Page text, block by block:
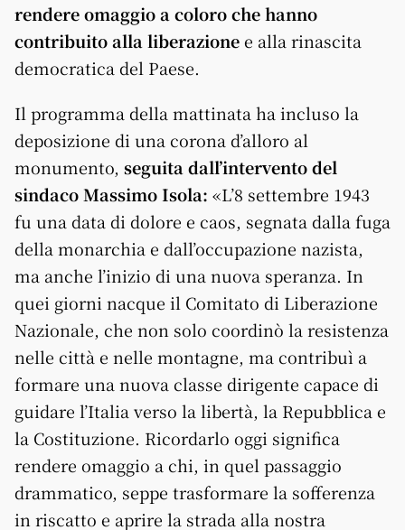
rendere omaggio a coloro che hanno
contribuito alla liberazionee alla rinascita
democratica del Paese.
Il programma della mattinata ha incluso la
deposizione di una corona d’alloro al
monumento, seguita dall’intervento del
sindaco Massimo Isola: «L’8 settembre 1943
fu una data di dolore e caos, segnata dalla fuga
della monarchia e dall’occupazione nazista,
ma anche l’inizio di una nuova speranza. In
quei giorni nacque il Comitato di Liberazione
Nazionale, che non solo coordinò la resistenza
nelle città e nelle montagne, ma contribuì a
formare una nuova classe dirigente capace di
guidare l’Italia verso la libertà, la Repubblica e
la Costituzione. Ricordarlo oggi significa
rendere omaggio a chi, in quel passaggio
drammatico, seppe trasformare la sofferenza
in riscatto e aprire la strada alla nostra